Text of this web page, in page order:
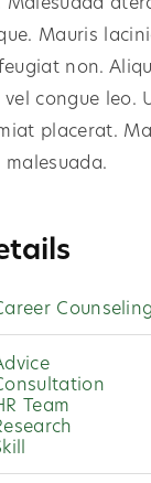
Mauris
non.
congue leo.
placerat.
malesuada.
Counseling
Team